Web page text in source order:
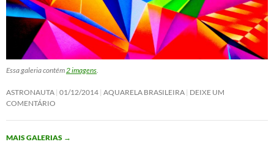
Essa galeria contém 2 imagens
ASTRONAUTA 01/12/2014 AQUARELA BRASILEIRA DEIXE UM
COMENTÁRIO
MAIS GALERIAS →